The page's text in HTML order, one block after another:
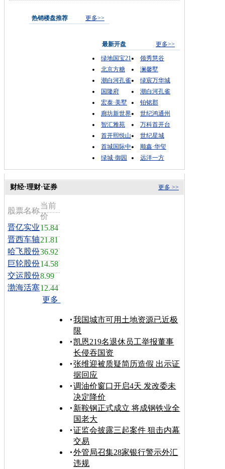
热销楼盘推荐 更多>>
最新开盘
更多>>
绿地国宝21
领秀慧谷
北京方糖
澜馨墅
潮白河孔雀
绿宸万华城
国隆府
潮白河孔雀
宏泰·美墅
铂铭郡
廊坊新世界
世纪鸿通州
智汇雅苑
万科首开台
首开熙悦山
世纪星城
首城国际中
顺鑫·华玺
绿城·御园
远洋一方
更多 >>
财经·理财·证券
股票名称
当前
价
晋亿实业15.84
晋西车轴21.81
哈飞股份36.92
巨轮股份14.58
交运股份8.99
渤海活塞12.44
更多
我国城市可用土地资源已近极
限
凯恩219名退休员工举报董事
长侵吞国资
张维迎被质疑简历造假 出示证
据回应
调油价窗口开启4天 发改委未
决定降价
新鞍钢正式成立 将成钢铁业全
国老大
证监会披露三起案件 狙击内幕
交易
外管局召集28家银行警示外汇
违规